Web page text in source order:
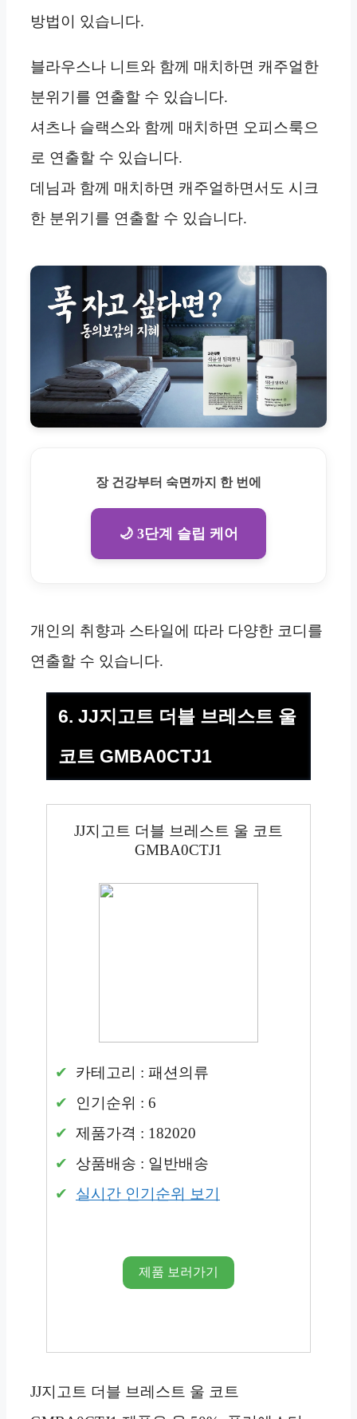
방법이 있습니다.
블라우스나 니트와 함께 매치하면 캐주얼한
분위기를 연출할 수 있습니다.
셔츠나 슬랙스와 함께 매치하면 오피스룩으
로 연출할 수 있습니다.
데님과 함께 매치하면 캐주얼하면서도 시크
한 분위기를 연출할 수 있습니다.
장 건강부터 숙면까지 한 번에
🌙 3단계 슬립 케어
개인의 취향과 스타일에 따라 다양한 코디를
연출할 수 있습니다.
6. JJ지고트 더블 브레스트 울
코트 GMBA0CTJ1
JJ지고트 더블 브레스트 울 코트
GMBA0CTJ1
카테고리 : 패션의류
인기순위 : 6
제품가격 : 182020
상품배송 : 일반배송
실시간 인기순위 보기
제품 보러가기
JJ지고트 더블 브레스트 울 코트